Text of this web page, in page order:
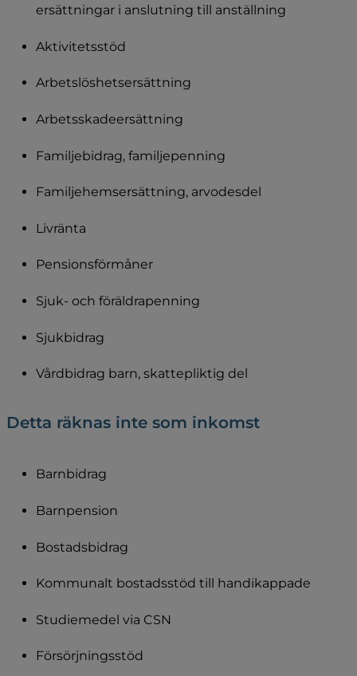
ersättningar i anslutning till anställning
Aktivitetsstöd
Arbetslöshetsersättning
Arbetsskadeersättning
Familjebidrag, familjepenning
Familjehemsersättning, arvodesdel
Livränta
Pensionsförmåner
Sjuk- och föräldrapenning
Sjukbidrag
Vårdbidrag barn, skattepliktig del
Detta räknas inte som inkomst
Barnbidrag
Barnpension
Bostadsbidrag
Kommunalt bostadsstöd till handikappade
Studiemedel via CSN
Försörjningsstöd